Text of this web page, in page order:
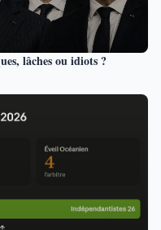
lâches ou idiots ?